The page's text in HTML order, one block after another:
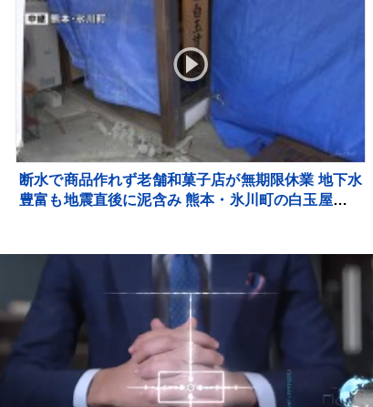
断水で商品作れず老舗和菓子店が無期限休業 地下水
豊富も地震直後に泥含み 熊本・氷川町の白玉屋新三